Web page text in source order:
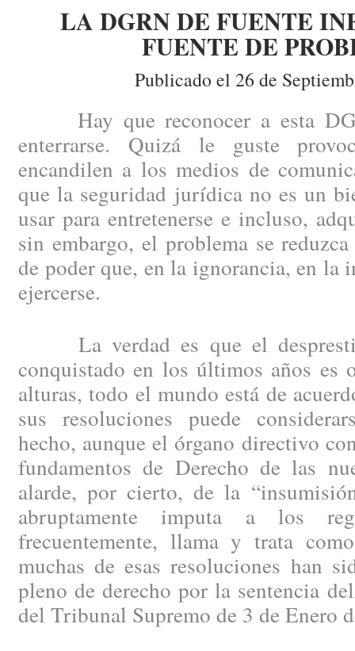
LA DGRN DE FUENTE
FUENTE DE
Publicado el 26 de
Hay que reconocer a esta
enterrarse. Quizá le guste
encandilen a los medios de
que la seguridad jurídica no es un
usar para entretenerse e incluso,
sin embargo, el problema se
de poder que, en la ignorancia, en la
ejercerse.
La verdad es que el
conquistado en los últimos años es
alturas, todo el mundo está de
sus resoluciones puede
hecho, aunque el órgano directivo
fundamentos de Derecho de las
alarde, por cierto, de la
abruptamente imputa a los
frecuentemente, llama y trata
muchas de esas resoluciones han
pleno de derecho por la sentencia
del Tribunal Supremo de 3 de Enero